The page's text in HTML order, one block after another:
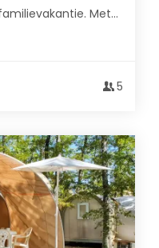
Met...
5